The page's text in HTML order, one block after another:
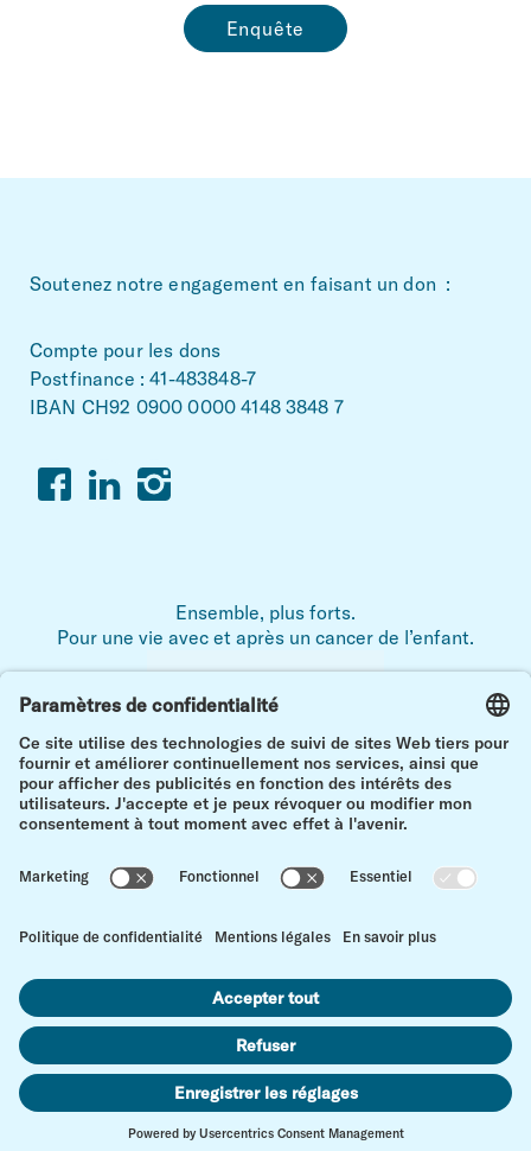
Enquête
Soutenez notre engagement en faisant un don :
Compte pour les dons
Postfinance : 41-483848-7
IBAN CH92 0900 0000 4148 3848 7
FacebookLinkedinInstagram
Ensemble, plus forts.
Pour une vie avec et après un cancer de l’enfant.
Déclaration de protection des données
Paramètres des cookies
© Kinderkrebs Schweiz
en